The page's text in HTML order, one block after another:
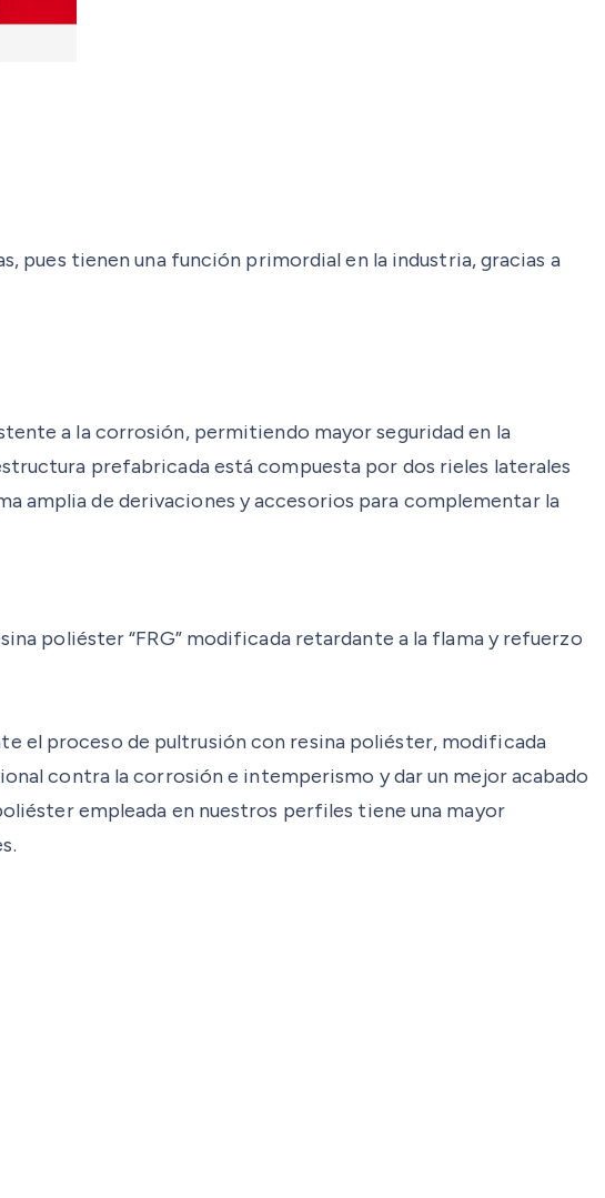
pues tienen una función primordial en la industria, gracias a
a la corrosión, permitiendo mayor seguridad en la
prefabricada está compuesta por dos rieles laterales
amplia de derivaciones y accesorios para complementar la
poliéster “FRG” modificada retardante a la flama y refuerzo
el proceso de pultrusión con resina poliéster, modificada
contra la corrosión e intemperismo y dar un mejor acabado
empleada en nuestros perfiles tiene una mayor